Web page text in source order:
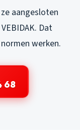
aangesloten
Dat
werken.
68